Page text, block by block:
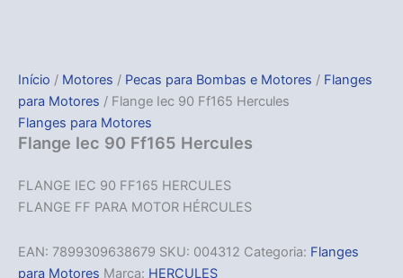
Início / Motores / Pecas para Bombas e Motores / Flanges
para Motores / Flange Iec 90 Ff165 Hercules
Flanges para Motores
Flange Iec 90 Ff165 Hercules
FLANGE IEC 90 FF165 HERCULES
FLANGE FF PARA MOTOR HÉRCULES
EAN: 7899309638679 SKU: 004312 Categoria: Flanges
para Motores Marca: HERCULES